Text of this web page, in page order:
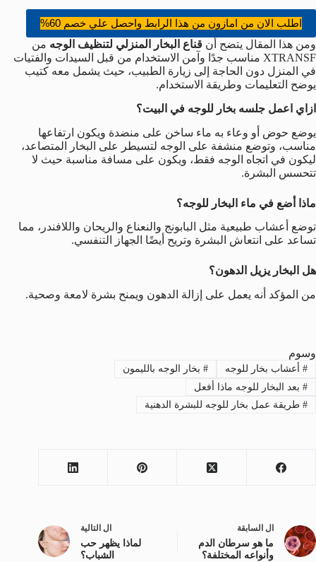
اطلب الان من امازون من هذا الرابط واحصل علي خصم 60%
ومن هذا المقال يتضح أن قناع البخار المنزلي لتنظيف الوجه من
XTRANSF مناسب جدًا وآمن الاستخدام من قبل السيدات والفتيات
في المنزل دون الحاجة إلى زيارة الطبيب، حيث يشمل معه كتيب
يوضح التعليمات وطريقة الاستخدام.
ازاي اعمل جلسه بخار للوجه في البيت؟
يوضع حوض أو وعاء به ماء ساخن على منضدة ويكون ارتفاعها
مناسب، وتوضع منشفة على الوجه لتسيطر على البخار المتصاعد،
ليكون في اتجاه الوجه فقط، ويكون على مسافة مناسبة حيث لا
تتحسس البشرة.
ماذا أضع في ماء البخار للوجه؟
توضع أعشاب طبيعية مثل البابونج والنعناع والريحان واللافندر، مما
تساعد على انتعاش البشرة وتريح أيضًا الجهاز التنفسي.
هل البخار يزيل الدهون؟
من المؤكد أنه يعمل على إزالة الدهون ويمنح بشرة لامعة وصحية.
وسوم
#أعشاب بخار للوجه #بخار الوجه بالليمون
#بعد البخار للوجه ماذا أفعل
#طريقة عمل بخار للوجه للبشرة الدهنية
ال السابقة
ما هو سرطان الدم
وأنواعه المختلفة؟
ال التالية
لماذا يظهر حب
الشباب؟